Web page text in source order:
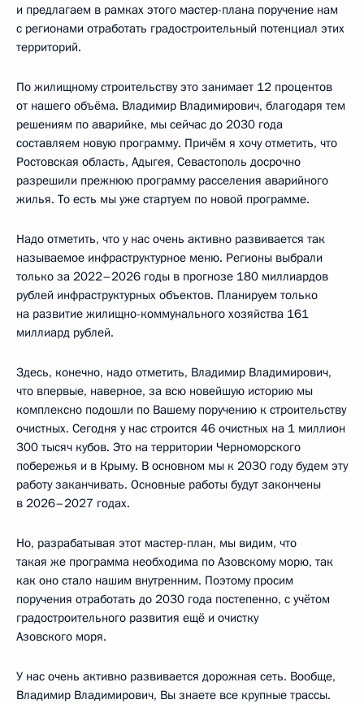
и предлагаем в рамках этого мастер-плана поручение нам
с регионами отработать градостроительный потенциал этих
территорий.
По жилищному строительству это занимает 12 процентов
от нашего объёма. Владимир Владимирович, благодаря тем
решениям по аварийке, мы сейчас до 2030 года
составляем новую программу. Причём я хочу отметить, что
Ростовская область, Адыгея, Севастополь досрочно
разрешили прежнюю программу расселения аварийного
жилья. То есть мы уже стартуем по новой программе.
Надо отметить, что у нас очень активно развивается так
называемое инфраструктурное меню. Регионы выбрали
только за 2022–2026 годы в прогнозе 180 миллиардов
рублей инфраструктурных объектов. Планируем только
на развитие жилищно-коммунального хозяйства 161
миллиард рублей.
Здесь, конечно, надо отметить, Владимир Владимирович,
что впервые, наверное, за всю новейшую историю мы
комплексно подошли по Вашему поручению к строительству
очистных. Сегодня у нас строится 46 очистных на 1 миллион
300 тысяч кубов. Это на территории Черноморского
побережья и в Крыму. В основном мы к 2030 году будем эту
работу заканчивать. Основные работы будут закончены
в 2026–2027 годах.
Но, разрабатывая этот мастер-план, мы видим, что
такая же программа необходима по Азовскому морю, так
как оно стало нашим внутренним. Поэтому просим
поручения отработать до 2030 года постепенно, с учётом
градостроительного развития ещё и очистку
Азовского моря.
У нас очень активно развивается дорожная сеть. Вообще,
Владимир Владимирович, Вы знаете все крупные трассы.